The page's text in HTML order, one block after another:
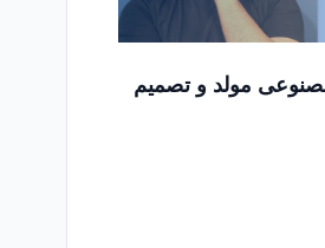
مولد و تصمیم